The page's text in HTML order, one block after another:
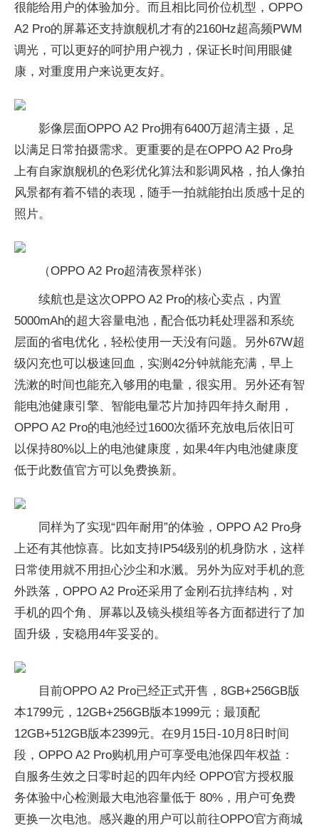
很能给用户的体验加分。而且相比同价位机型，OPPO
A2 Pro的屏幕还支持旗舰机才有的2160Hz超高频PWM
调光，可以更好的呵护用户视力，保证长时间用眼健
康，对重度用户来说更友好。
影像层面OPPO A2 Pro拥有6400万超清主摄，足
以满足日常拍摄需求。更重要的是在OPPO A2 Pro身
上有自家旗舰机的色彩优化算法和影调风格，拍人像拍
风景都有着不错的表现，随手一拍就能拍出质感十足的
照片。
（OPPO A2 Pro超清夜景样张）
续航也是这次OPPO A2 Pro的核心卖点，内置
5000mAh的超大容量电池，配合低功耗处理器和系统
层面的省电优化，轻松使用一天没有问题。另外67W超
级闪充也可以极速回血，实测42分钟就能充满，早上
洗漱的时间也能充入够用的电量，很实用。另外还有智
能电池健康引擎、智能电量芯片加持四年持久耐用，
OPPO A2 Pro的电池经过1600次循环充放电后依旧可
以保持80%以上的电池健康度，如果4年内电池健康度
低于此数值官方可以免费换新。
同样为了实现“四年耐用”的体验，OPPO A2 Pro身
上还有其他惊喜。比如支持IP54级别的机身防水，这样
日常使用就不用担心沙尘和水溅。另外为应对手机的意
外跌落，OPPO A2 Pro还采用了金刚石抗摔结构，对
手机的四个角、屏幕以及镜头模组等各方面都进行了加
固升级，安稳用4年妥妥的。
目前OPPO A2 Pro已经正式开售，8GB+256GB版
本1799元，12GB+256GB版本1999元；最顶配
12GB+512GB版本2399元。在9月15日-10月8日时间
段，OPPO A2 Pro购机用户可享受电池保四年权益：
自服务生效之日零时起的四年内经 OPPO官方授权服
务体验中心检测最大电池容量低于 80%，用户可免费
更换一次电池。感兴趣的用户可以前往OPPO官方商城